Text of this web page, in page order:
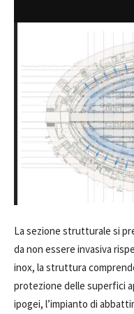
La sezione strutturale si
da non essere invasiva
inox, la struttura
protezione delle superfici
ipogei, l’impianto di